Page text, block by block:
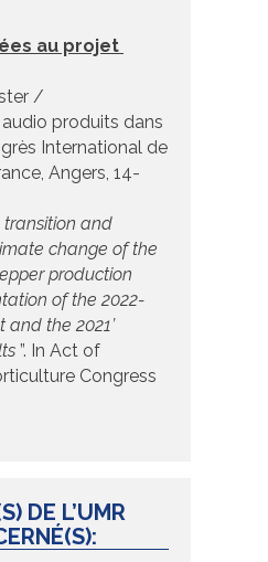
au projet
/
produits dans
International de
Angers, 14-
and
change of the
production
of the 2022-
and the 2021’
”. In Act of
Congress
DE L’UMR